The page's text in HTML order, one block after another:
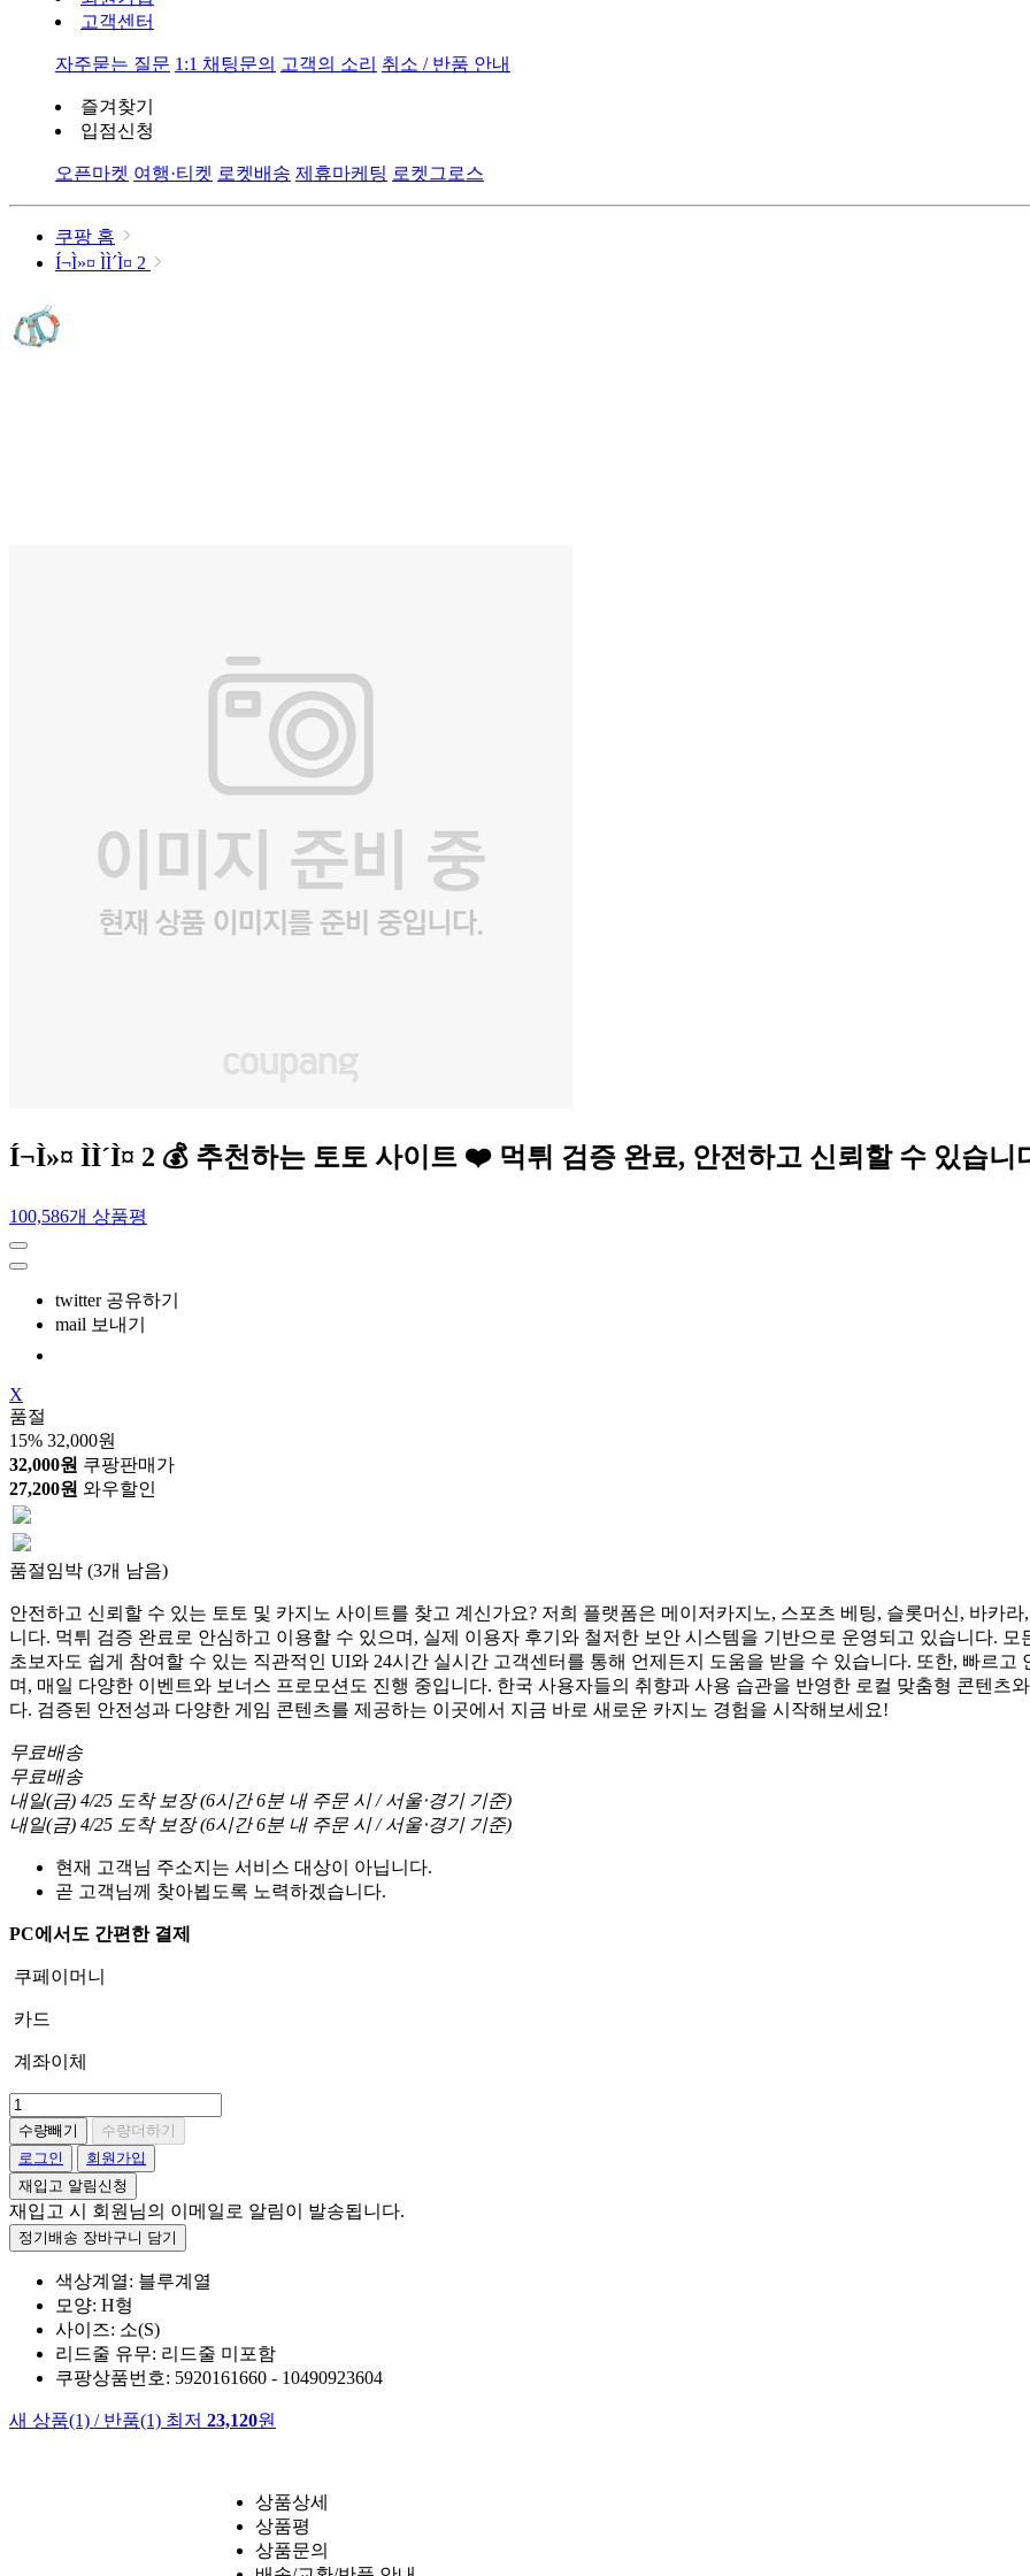
고객센터
자주묻는 질문 1:1 채팅문의 고객의 소리 취소 / 반품 안내
즐겨찾기
입점신청
오픈마켓 여행·티켓 로켓배송 제휴마케팅 로켓그로스
쿠팡 홈
Í¬Ì»¤ ÌÌ´Ì¤ 2
Í¬Ì»¤ ÌÌ´Ì¤ 2 💰 추천하는 토토 사이트 ❤️ 먹튀 검증 완료, 안전하고 신뢰할 수 있습니
100,586개 상품평
twitter 공유하기
mail 보내기
X
품절
15% 32,000원
32,000원 쿠팡판매가
27,200원 와우할인
품절임박 (3개 남음)
안전하고 신뢰할 수 있는 토토 및 카지노 사이트를 찾고 계신가요? 저희 플랫폼은 메이저카지노, 스포츠 베팅, 슬롯머신, 바카
니다. 먹튀 검증 완료로 안심하고 이용할 수 있으며, 실제 이용자 후기와 철저한 보안 시스템을 기반으로 운영되고 있습니다.
초보자도 쉽게 참여할 수 있는 직관적인 UI와 24시간 실시간 고객센터를 통해 언제든지 도움을 받을 수 있습니다. 또한, 빠르
며, 매일 다양한 이벤트와 보너스 프로모션도 진행 중입니다. 한국 사용자들의 취향과 사용 습관을 반영한 로컬 맞춤형 콘텐츠
다. 검증된 안전성과 다양한 게임 콘텐츠를 제공하는 이곳에서 지금 바로 새로운 카지노 경험을 시작해보세요!
무료배송
무료배송
내일(금) 4/25 도착 보장(6시간 6분 내 주문 시/ 서울⋅경기 기준)
내일(금) 4/25 도착 보장(6시간 6분 내 주문 시/ 서울⋅경기 기준)
현재 고객님 주소지는 서비스 대상이 아닙니다.
곧 고객님께 찾아뵙도록 노력하겠습니다.
PC에서도 간편한 결제
쿠페이머니
카드
계좌이체
수량빼기
수량더하기
로그인
회원가입
재입고 알림신청
재입고 시 회원님의 이메일로 알림이 발송됩니다.
정기배송 장바구니 담기
색상계열: 블루계열
모양: H형
사이즈: 소(S)
리드줄 유무: 리드줄 미포함
쿠팡상품번호: 5920161660 - 10490923604
새 상품(1) / 반품(1) 최저 23,120원
상품상세
상품평
상품문의